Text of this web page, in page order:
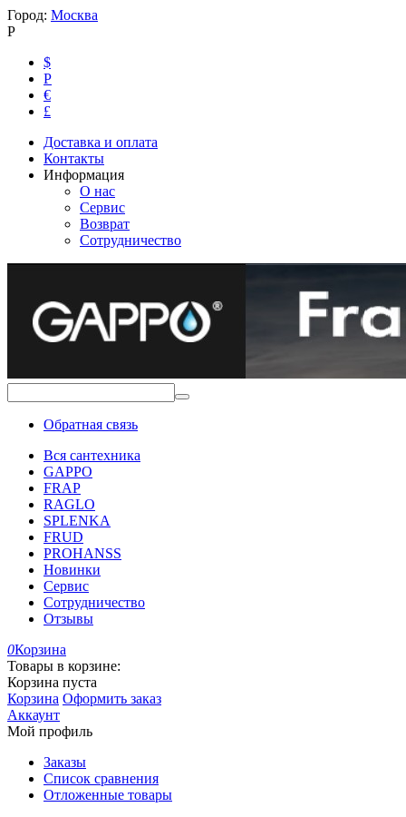
Город: Москва
Р
$
Р
€
£
Доставка и оплата
Контакты
Информация
О нас
Сервис
Возврат
Сотрудничество
Обратная связь
Вся сантехника
GAPPO
FRAP
RAGLO
SPLENKA
FRUD
PROHANSS
Новинки
Сервис
Сотрудничество
Отзывы
0Корзина
Товары в корзине:
Корзина пуста
Корзина Оформить заказ
Аккаунт
Мой профиль
Заказы
Список сравнения
Отложенные товары